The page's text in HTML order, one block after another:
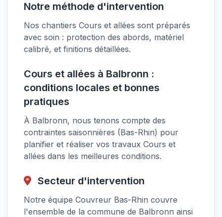
Notre méthode d'intervention
Nos chantiers Cours et allées sont préparés
avec soin : protection des abords, matériel
calibré, et finitions détaillées.
Cours et allées à Balbronn :
conditions locales et bonnes
pratiques
À Balbronn, nous tenons compte des
contraintes saisonnières (Bas-Rhin) pour
planifier et réaliser vos travaux Cours et
allées dans les meilleures conditions.
Secteur d'intervention
Notre équipe Couvreur Bas-Rhin couvre
l'ensemble de la commune de Balbronn ainsi